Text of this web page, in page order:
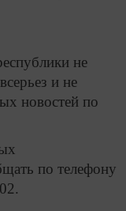
не
и не
новостей по
по телефону